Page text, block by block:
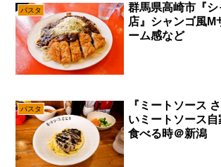
パスタ
群馬県高崎市『
店』シャンゴ風M
ーム感など
パスタ
『ミートソース
いミートソース
食べる時＠新潟